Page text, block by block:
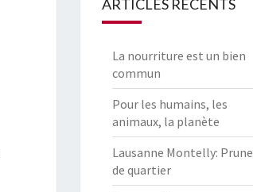
ARTICLES RÉCENTS
La nourriture est un bien
commun
Pour les humains, les
animaux, la planète
Lausanne Montelly: Prune
de quartier